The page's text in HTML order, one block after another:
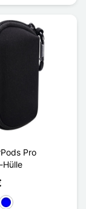
Pro
Hülle
Blau